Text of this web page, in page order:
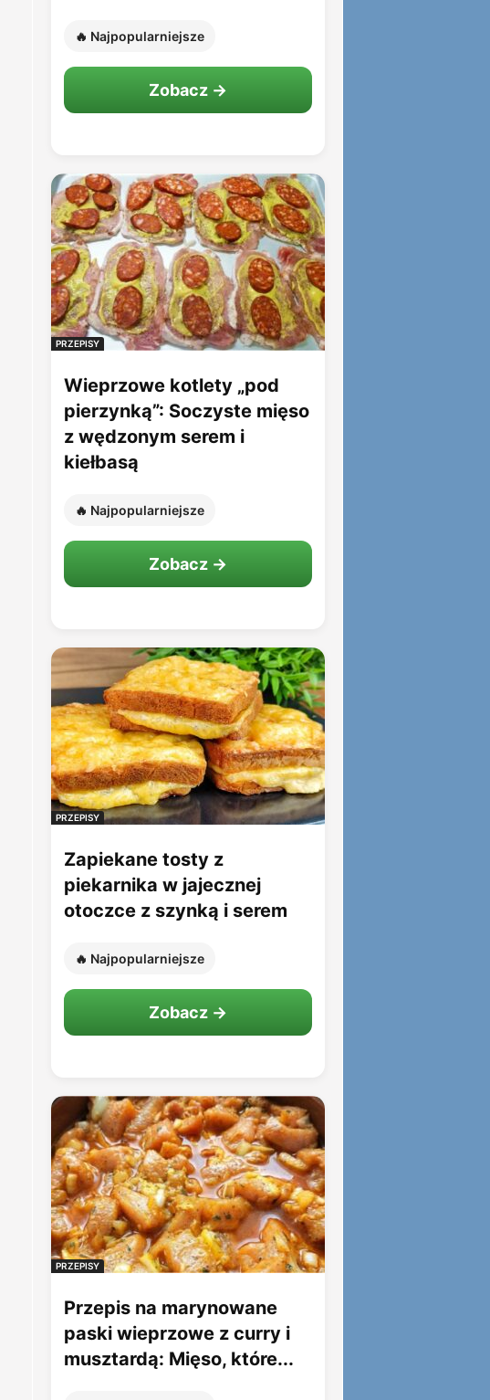
🔥 Najpopularniejsze
Zobacz →
PRZEPISY
Wieprzowe kotlety „pod
pierzynką”: Soczyste mięso
z wędzonym serem i
kiełbasą
🔥 Najpopularniejsze
Zobacz →
PRZEPISY
Zapiekane tosty z
piekarnika w jajecznej
otoczce z szynką i serem
🔥 Najpopularniejsze
Zobacz →
PRZEPISY
Przepis na marynowane
paski wieprzowe z curry i
musztardą: Mięso, które...